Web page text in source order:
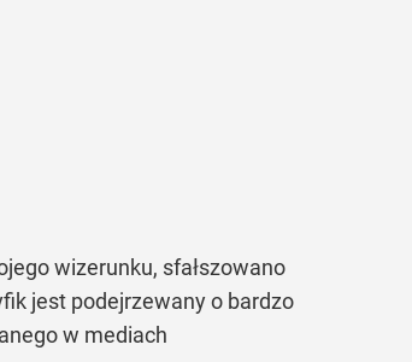
wizerunku, sfałszowano
jest podejrzewany o bardzo
w mediach